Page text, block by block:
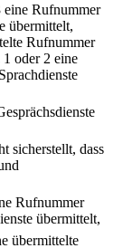
eine Rufnummer
übermittelt,
Rufnummer
oder 2 eine
sicherstellt, dass
Rufnummer
übermittelt,
übermittelte